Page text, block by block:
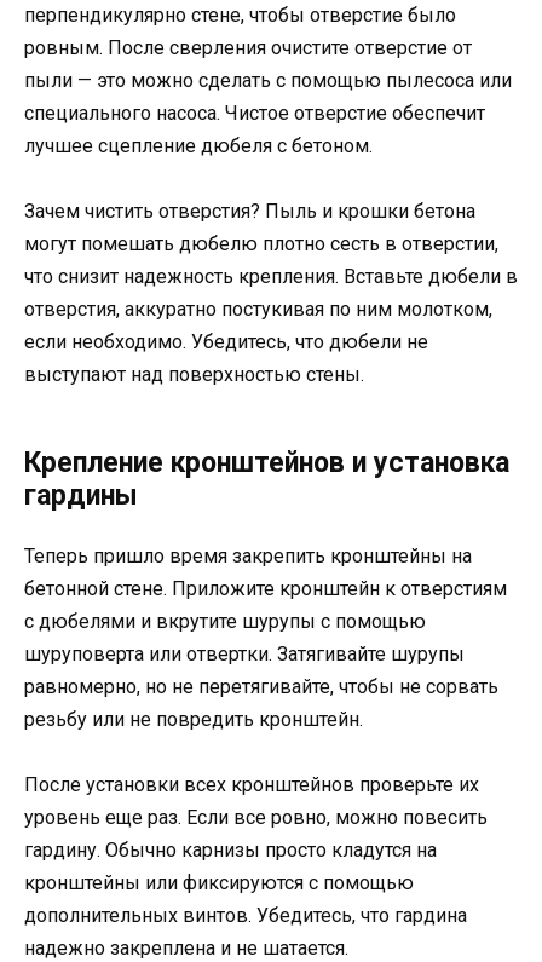
перпендикулярно стене, чтобы отверстие было
ровным. После сверления очистите отверстие от
пыли — это можно сделать с помощью пылесоса или
специального насоса. Чистое отверстие обеспечит
лучшее сцепление дюбеля с бетоном.
Зачем чистить отверстия? Пыль и крошки бетона
могут помешать дюбелю плотно сесть в отверстии,
что снизит надежность крепления. Вставьте дюбели в
отверстия, аккуратно постукивая по ним молотком,
если необходимо. Убедитесь, что дюбели не
выступают над поверхностью стены.
Крепление кронштейнов и установка
гардины
Теперь пришло время закрепить кронштейны на
бетонной стене. Приложите кронштейн к отверстиям
с дюбелями и вкрутите шурупы с помощью
шуруповерта или отвертки. Затягивайте шурупы
равномерно, но не перетягивайте, чтобы не сорвать
резьбу или не повредить кронштейн.
После установки всех кронштейнов проверьте их
уровень еще раз. Если все ровно, можно повесить
гардину. Обычно карнизы просто кладутся на
кронштейны или фиксируются с помощью
дополнительных винтов. Убедитесь, что гардина
надежно закреплена и не шатается.